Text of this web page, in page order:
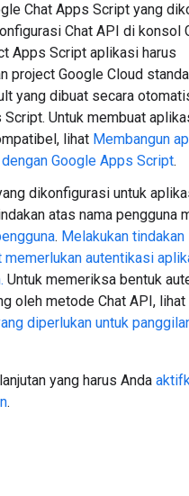
Chat Apps Script yang
Chat API di konsol
Apps Script aplikasi harus
project Google Cloud
yang dibuat secara
Untuk membuat
lihat Membangun
Google Apps Script.
dikonfigurasi untuk
atas nama pengguna
. Melakukan
memerlukan autentikasi
Untuk memeriksa bentuk
oleh metode Chat API, lihat
diperlukan untuk
yang harus Anda
.